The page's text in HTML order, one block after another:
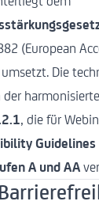
(European
Die
der
, die für
Guidelines
A und AA